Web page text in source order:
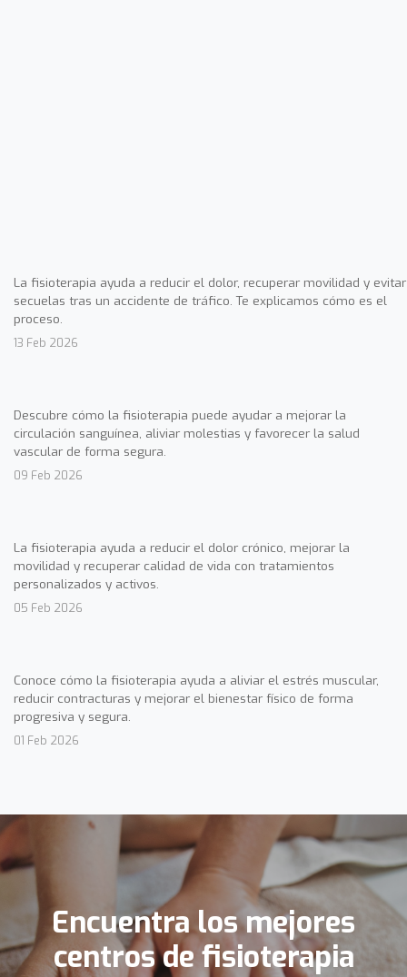
La fisioterapia ayuda a reducir el dolor, recuperar movilidad y evitar
secuelas tras un accidente de tráfico. Te explicamos cómo es el
proceso.
13 Feb 2026
Descubre cómo la fisioterapia puede ayudar a mejorar la
circulación sanguínea, aliviar molestias y favorecer la salud
vascular de forma segura.
09 Feb 2026
La fisioterapia ayuda a reducir el dolor crónico, mejorar la
movilidad y recuperar calidad de vida con tratamientos
personalizados y activos.
05 Feb 2026
Conoce cómo la fisioterapia ayuda a aliviar el estrés muscular,
reducir contracturas y mejorar el bienestar físico de forma
progresiva y segura.
01 Feb 2026
Encuentra los mejores
centros de fisioterapia